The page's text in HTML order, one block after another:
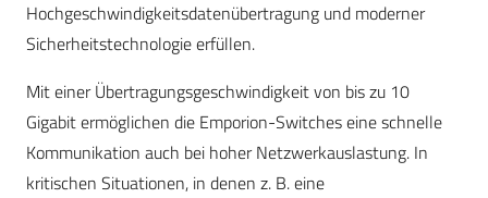
Hochgeschwindigkeitsdatenübertragung und moderner
Sicherheitstechnologie erfüllen.
Mit einer Übertragungsgeschwindigkeit von bis zu 10
Gigabit ermöglichen die Emporion-Switches eine schnelle
Kommunikation auch bei hoher Netzwerkauslastung. In
kritischen Situationen, in denen z. B. eine